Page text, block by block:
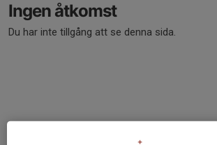
Ingen åtkomst
Du har inte tillgång att se denna sida.